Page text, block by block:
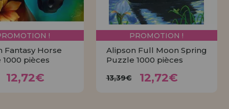
!
Fantasy Horse
pièces
12,72€
PROMOTION !
Alipson Full Moon Spring
Puzzle 1000 pièces
13,39€ 12,72€